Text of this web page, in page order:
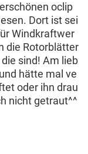
oclip
Dort ist sei
Windkraftwer
die Rotorblätter
sind! Am lieb
hätte mal ve
oder ihn drau
nicht getraut^^